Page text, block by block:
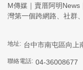
M傳媒｜賣厝阿明News
灣第一個跨網路、社群
地址: 台中市南屯區向上
聯絡電話: 04-36008677